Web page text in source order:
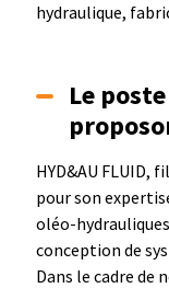
hydraulique,
Le
HYD&AU FLUID,
pour son
oléo-
conception de
Dans le cadre de